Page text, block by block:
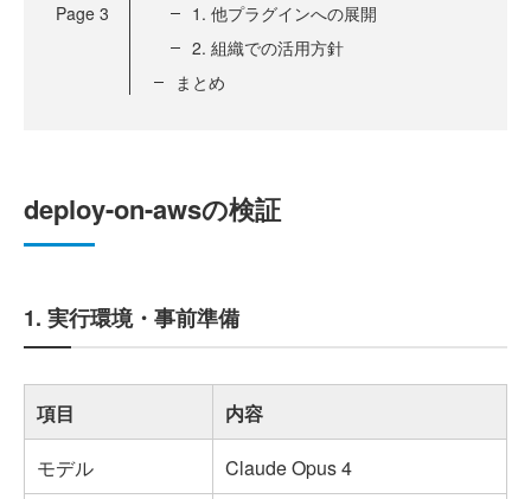
Page 3
1. 他プラグインへの展開
2. 組織での活用方針
まとめ
deploy-on-awsの検証
1. 実行環境・事前準備
項目
内容
モデル
Claude Opus 4